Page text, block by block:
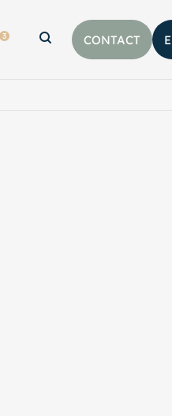
3
Afficher la
CONTACT